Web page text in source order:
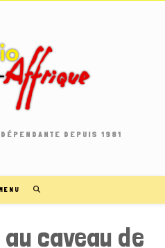
DEPUIS 1981
MENU
caveau de